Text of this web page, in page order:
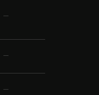
—
—
—